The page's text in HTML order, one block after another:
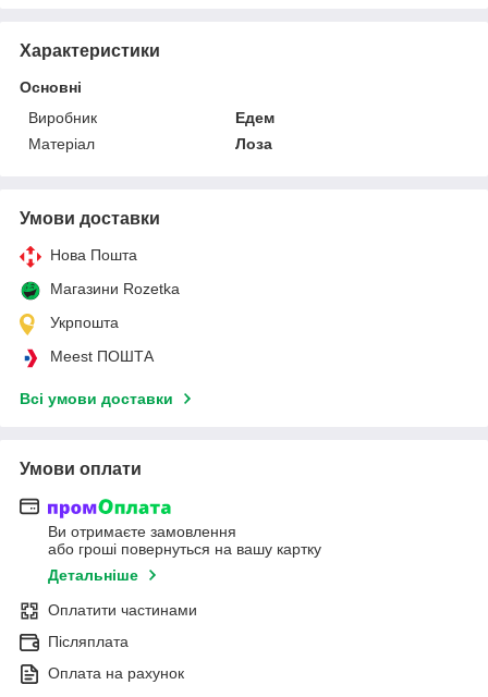
Характеристики
Основні
Виробник
Едем
Матеріал
Лоза
Умови доставки
Нова Пошта
Магазини Rozetka
Укрпошта
Meest ПОШТА
Всі умови доставки
Умови оплати
Ви отримаєте замовлення
або гроші повернуться на вашу картку
Детальніше
Оплатити частинами
Післяплата
Оплата на рахунок